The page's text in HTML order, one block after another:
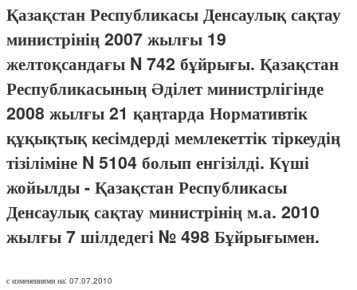
Қазақстан Республикасы Денсаулық сақтау
министрінің 2007 жылғы 19
желтоқсандағы N 742 бұйрығы. Қазақстан
Республикасының Әділет министрлігінде
2008 жылғы 21 қаңтарда Нормативтік
құқықтық кесімдерді мемлекеттік тіркеудің
тізіліміне N 5104 болып енгізілді. Күші
жойылды - Қазақстан Республикасы
Денсаулық сақтау министрінің м.а. 2010
жылғы 7 шілдедегі № 498 Бұйрығымен.
с изменениями на: 07.07.2010